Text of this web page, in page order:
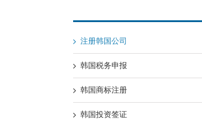
注册韩国公司
韩国税务申报
韩国商标注册
韩国投资签证